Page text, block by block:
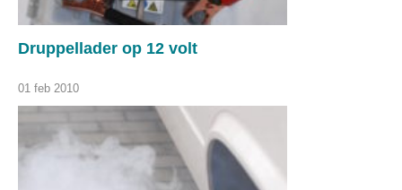
Druppellader op 12 volt
01 feb 2010